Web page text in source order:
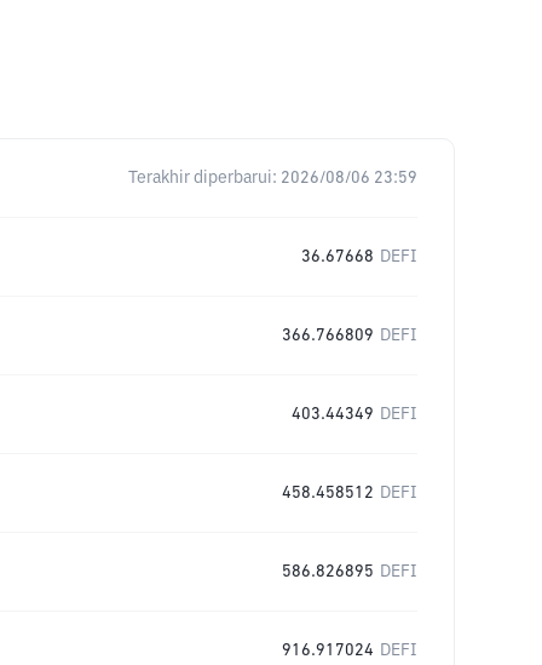
Terakhir diperbarui: 2026/08/06 23:59
36.67668 DEFI
366.766809 DEFI
403.44349 DEFI
458.458512 DEFI
586.826895 DEFI
916.917024 DEFI